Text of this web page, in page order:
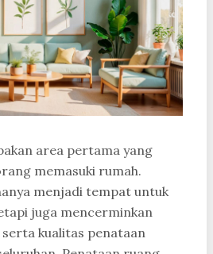
area pertama yang
memasuki rumah.
menjadi tempat untuk
juga mencerminkan
kualitas penataan